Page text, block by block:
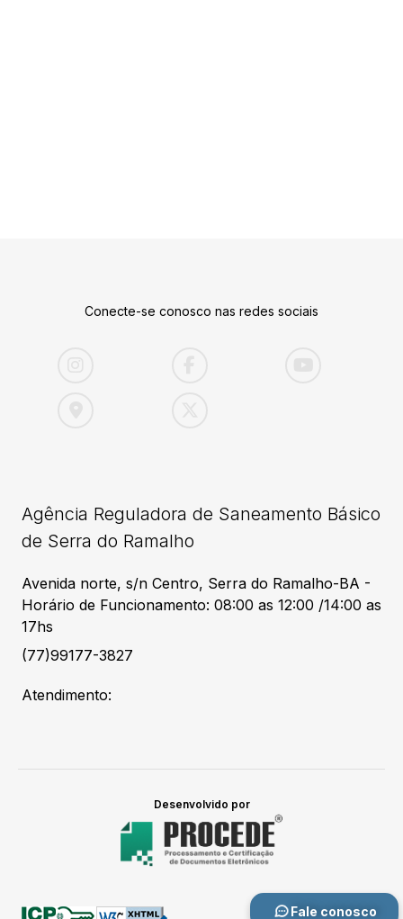
Fale conosco
Conecte-se conosco nas redes sociais
Agência Reguladora de Saneamento Básico
de Serra do Ramalho
Avenida norte, s/n Centro, Serra do Ramalho-BA -
Horário de Funcionamento: 08:00 as 12:00 /14:00 as
17hs
(77)99177-3827
Atendimento:
Desenvolvido por